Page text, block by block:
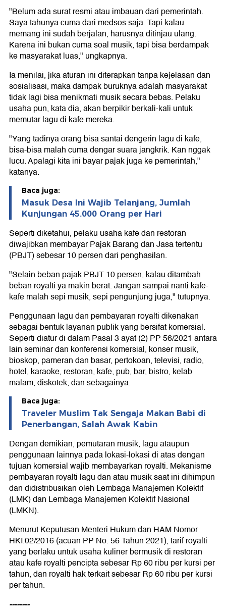
"Belum ada surat resmi atau imbauan dari pemerintah.
Saya tahunya cuma dari medsos saja. Tapi kalau
memang ini sudah berjalan, harusnya ditinjau ulang.
Karena ini bukan cuma soal musik, tapi bisa berdampak
ke masyarakat luas," ungkapnya.
Ia menilai, jika aturan ini diterapkan tanpa kejelasan dan
sosialisasi, maka dampak buruknya adalah masyarakat
tidak lagi bisa menikmati musik secara bebas. Pelaku
usaha pun, kata dia, akan berpikir berkali-kali untuk
memutar lagu di kafe mereka.
"Yang tadinya orang bisa santai dengerin lagu di kafe,
bisa-bisa malah cuma dengar suara jangkrik. Kan nggak
lucu. Apalagi kita ini bayar pajak juga ke pemerintah,"
katanya.
Baca juga:
Masuk Desa Ini Wajib Telanjang, Jumlah
Kunjungan 45.000 Orang per Hari
Seperti diketahui, pelaku usaha kafe dan restoran
diwajibkan membayar Pajak Barang dan Jasa tertentu
(PBJT) sebesar 10 persen dari penghasilan.
"Selain beban pajak PBJT 10 persen, kalau ditambah
beban royalti ya makin berat. Jangan sampai nanti kafe-
kafe malah sepi musik, sepi pengunjung juga," tutupnya.
Penggunaan lagu dan pembayaran royalti dikenakan
sebagai bentuk layanan publik yang bersifat komersial.
Seperti diatur di dalam Pasal 3 ayat (2) PP 56/2021 antara
lain seminar dan konferensi komersial, konser musik,
bioskop, pameran dan basar, pertokoan, televisi, radio,
hotel, karaoke, restoran, kafe, pub, bar, bistro, kelab
malam, diskotek, dan sebagainya.
Baca juga:
Traveler Muslim Tak Sengaja Makan Babi di
Penerbangan, Salah Awak Kabin
Dengan demikian, pemutaran musik, lagu ataupun
penggunaan lainnya pada lokasi-lokasi di atas dengan
tujuan komersial wajib membayarkan royalti. Mekanisme
pembayaran royalti lagu dan atau musik saat ini dihimpun
dan didistribusikan oleh Lembaga Manajemen Kolektif
(LMK) dan Lembaga Manajemen Kolektif Nasional
(LMKN).
Menurut Keputusan Menteri Hukum dan HAM Nomor
HKI.02/2016 (acuan PP No. 56 Tahun 2021), tarif royalti
yang berlaku untuk usaha kuliner bermusik di restoran
atau kafe royalti pencipta sebesar Rp 60 ribu per kursi per
tahun, dan royalti hak terkait sebesar Rp 60 ribu per kursi
per tahun.
--------